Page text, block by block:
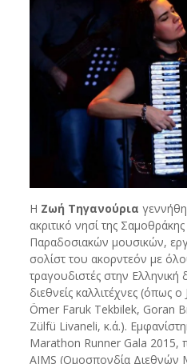
Η Ζωή Τηγανούρια
ακριτικό νησί της
Παραδοσιακών μουσικών,
σολίστ του ακορντεόν με
τραγουδιστές στην Ελληνική
διεθνείς καλλιτέχνες (όπως
Ömer Faruk Tekbilek, Goran
Zülfü Livaneli, κ.ά.).
Marathon Runner Gala 2015,
AIMS (Ομοσπονδία